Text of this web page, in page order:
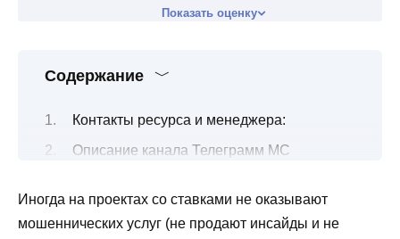
Показать оценку
Содержание
Контакты ресурса и менеджера:
Описание канала Телеграмм MC
Прогнозы на хоккейные и футбольные
матчи
Иногда на проектах со ставками не оказывают
мошеннических услуг (не продают инсайды и не